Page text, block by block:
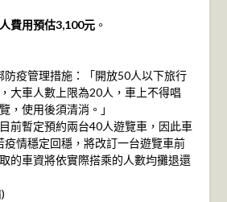
費用預估3,100元。
疫管理措施：「開放50人以下旅行
大車人數上限為20人，車上不得唱
，使用後須清消。」
前暫定預約兩台40人遊覽車，因此車
疫情穩定回穩，將改訂一台遊覽車前
的車資將依實際搭乘的人數均攤退還